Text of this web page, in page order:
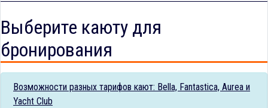
Выберите каюту для
бронирования
Возможности разных тарифов кают: Bella, Fantastica, Aurea и
Yacht Club